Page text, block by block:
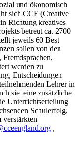
und ökonomisch
sich CCE (Creative
Richtung kreatives
betreut ca. 2700
jeweils 60 Best
sollen von den
werden zu
Entscheidungen
Lehrer in
sie eine zusätzliche
Unterrichtserteilung
Schulerfolg,
verstärkten
,